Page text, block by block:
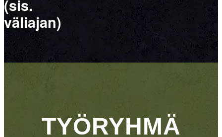
(sis.
väliajan)
TYÖRYHMÄ